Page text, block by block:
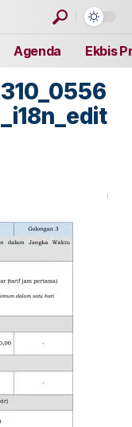
Agenda Ekbis